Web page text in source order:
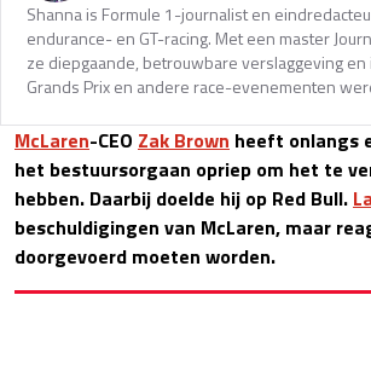
Shanna is Formule 1-journalist en
endurance- en GT-racing. Met een master
ze diepgaande, betrouwbare verslaggeving
Grands Prix en andere race-evenementen
McLaren-CEO Zak Brown heeft onlangs
het bestuursorgaan opriep om het te
hebben. Daarbij doelde hij op Red Bull.
beschuldigingen van McLaren, maar
doorgevoerd moeten worden.